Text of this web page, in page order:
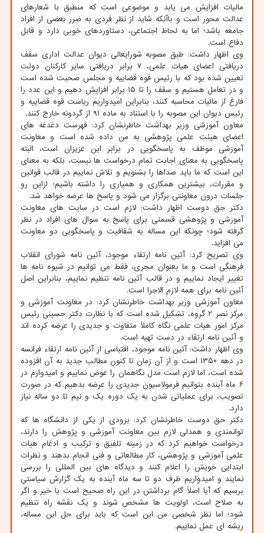
مالیات افزایش می یابد و موضوعی است که منطبق با شعارهای
عدالت محور است و باآنکه شاید از نظر فردی به ضرر بعضی از افراد
جامعه باشد؛ اما به لحاظ اجتماعی، دستاوردهای خوبی دارد و قابل
دفاع است.
وی اظهار داشت: طبق مصوبه شورایعالی دیوان عدالت اداری سقف
دریافتی اعضای هیات علمی، ۷ برابر دریافتی سایر کارکنان دولت
تعیین شده بود که با رئیس قوه قضاییه و مجلس صحبت شده است
و در تعامل هستیم و سقف را تا ۱۵ برابر افزایش دهیم و این عدد را
فارغ از مالیات محاسبه کنند، بنابراین امیدواریم ریاست قوه قضاییه و
رئیس دیوان این مصوبه را با استناد به ماده ۹۱ از گردونه خارج کنند.
معاون آموزشی وزیر بهداشت خاطرنشان کرد: فهرست دغدغه های
اعضای هیئت علمی پژوهشی به من داده شده است و معاونت
آموزشی موظف به پاسخگویی در برابر این عزیزان است، البته
پاسخگویی به معنای اجابت تمام درخواست ها نیست، بلکه به معنای
این است که ما باید صداها را بشنویم و تلاش نماییم در قالب قوانین
و مقررات، بیشترین همکاری و همیاری را داشته باشیم؛ ازاین رو
جلسات درون معاونتی برگزار می شود و پاسخ ها عرضه خواهد شد.
دکتر حق دوست اظهار داشت: لازم است در سایت های معاونت
آموزشی و پژوهشی قسمتی برای پاسخ به سوال های افراد در نظر
گرفته شود؛ چونکه این مساله به شفافیت و پاسخگویی دو معاونت
می افزاید.
وی تصریح کرد: آئین نامه ارتقاء موجود، آئین نامه شورای انقلاب
فرهنگی است و ما بعنوان مجری، فقط می توانیم در شیوه نامه ها
تغییر ایجاد نماییم و در قالب آئین نامه تنظیم نماییم، بنابراین اصل
آئین نامه برای همه لازم الاجرا است.
معاون آموزشی وزیر بهداشت خاطرنشان کرد: در معاونت آموزشی و
مرکز نصر ۲ گروه، تشکیل شده است که با نظارت دکتر حسینی رئیس
مرکز امور هیات علمی نگاه کاملاً متفاوت و جدیدی را عرضه کرده اند
و آئین نامه ارتقاء در دست تهیه است.
وی اظهار داشت: آئین نامه موجود، اقتباسی از آئین نامه ارتقاء فرانسه
در دهه ۱۳۵۰ است و از آن زمان تا کنون مطالب جدید به آن افزوده
شده است، اما لازم است مدل نگاهمان را عوض نماییم و امیدوارم در
۶ ماه آینده بتوانیم فرمولاسیون جدیدی را عرضه بدهیم که در صورت
تصویب، برای عملیاتی شدن به یک دوره یک و نیم تا دو ساله نیاز
دارد.
دکتر حق دوست خاطرنشان کرد: بزودی از یکی از دانشگاه ها که
توانمندی و همدلی لازم بین معاونت آموزشی و پژوهش را دارند،
درخواست خواهیم کرد که در زمینه تلفیق و ترکیب و ادغام هیات
علمی آموزشی و پژوهشی، کار مطالعاتی و فنی انجام بدهند و نظرات
ابتدایی خویش را اعلام کنند و دیدگاه های بین المللی را بررسی
نمایند و امیدواریم ظرف دو تا سه ماه آینده به یک گزارش سیاستی
برسیم که آیا اصلاً گام برداشتن در این راه صحیح است یا خیر و اگر
به صلاح است، اولویت ها مشخص شوند و یک نقشه راه تنظیم
شود؛ اما نظر شخصی من این است که باید برای حل این مساله،
ریشه ای عمل نماییم.